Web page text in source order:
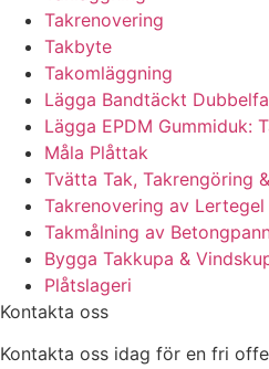
Takrenovering
Takbyte
Takomläggning
Lägga Bandtäckt
Lägga EPDM Gummiduk:
Måla Plåttak
Tvätta Tak, Takrengöring
Takrenovering av
Takmålning av
Bygga Takkupa &
Plåtslageri
Kontakta oss
Kontakta oss idag för en fri